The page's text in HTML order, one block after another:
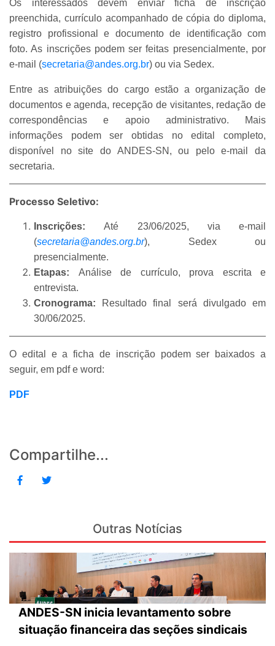
Os interessados devem enviar ficha de inscrição
preenchida, currículo acompanhado de cópia do diploma,
registro profissional e documento de identificação com
foto. As inscrições podem ser feitas presencialmente, por
e-mail (secretaria@andes.org.br) ou via Sedex.
Entre as atribuições do cargo estão a organização de
documentos e agenda, recepção de visitantes, redação de
correspondências e apoio administrativo. Mais
informações podem ser obtidas no edital completo,
disponível no site do ANDES-SN, ou pelo e-mail da
secretaria.
Processo Seletivo:
Inscrições: Até 23/06/2025, via e-mail
(secretaria@andes.org.br), Sedex ou
presencialmente.
Etapas: Análise de currículo, prova escrita e
entrevista.
Cronograma: Resultado final será divulgado em
30/06/2025.
O edital e a ficha de inscrição podem ser baixados a
seguir, em pdf e word:
PDF
Compartilhe...
Outras Notícias
ANDES-SN inicia levantamento sobre
situação financeira das seções sindicais